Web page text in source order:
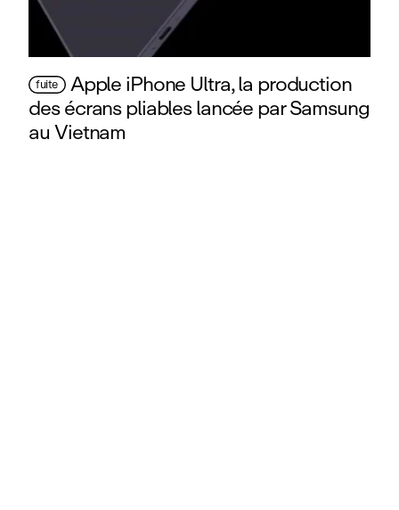
fuite Apple iPhone Ultra, la production
des écrans pliables lancée par Samsung
au Vietnam